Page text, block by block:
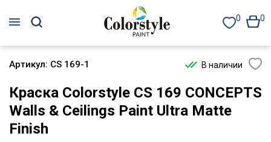
0 0
Артикул: CS 169-1 В наличии
Краска Colorstyle CS 169 CONCEPTS
Walls & Ceilings Paint Ultra Matte
Finish